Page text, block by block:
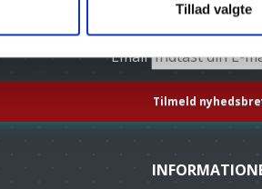
Tillad valgte
Tilmeld dig vores
Email